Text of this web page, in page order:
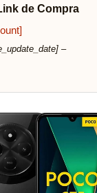
de Compra
–